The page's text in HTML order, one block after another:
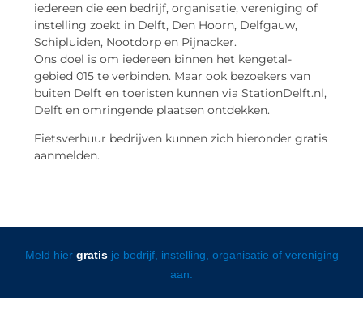
iedereen die een bedrijf, organisatie, vereniging of
instelling zoekt in Delft, Den Hoorn, Delfgauw,
Schipluiden, Nootdorp en Pijnacker.
Ons doel is om iedereen binnen het kengetal-
gebied 015 te verbinden. Maar ook bezoekers van
buiten Delft en toeristen kunnen via StationDelft.nl,
Delft en omringende plaatsen ontdekken.
Fietsverhuur bedrijven kunnen zich hieronder gratis
aanmelden.
Meld hier gratisje bedrijf, instelling, organisatie of vereniging
aan.